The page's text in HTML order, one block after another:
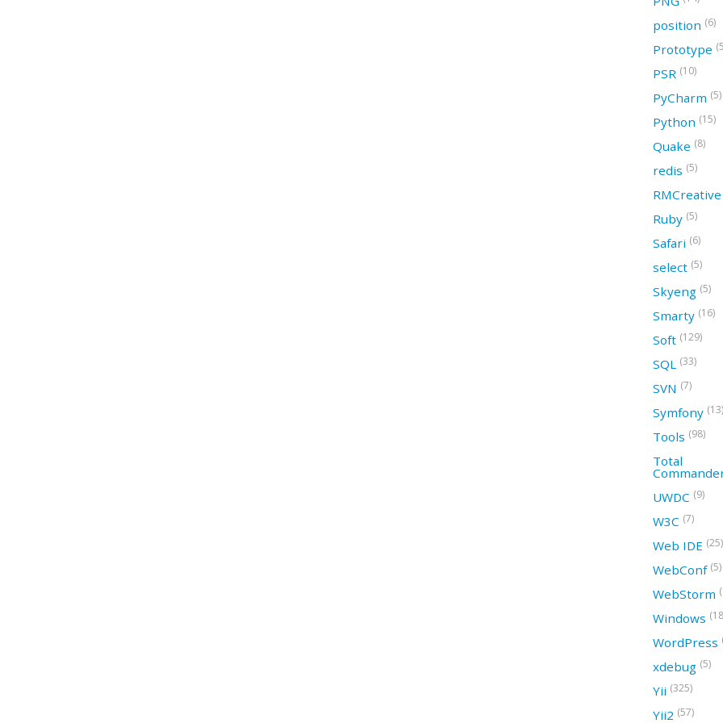
position (6)
Prototype
PSR (10)
PyCharm (5)
Python (15)
Quake (8)
redis (5)
RMCreative
Ruby (5)
Safari (6)
select (5)
Skyeng (5)
Smarty (16)
Soft (129)
SQL (33)
SVN (7)
Symfony (13)
Tools (98)
Total
UWDC (9)
W3C (7)
Web IDE (25)
WebConf (5)
WebStorm
Windows
WordPress
xdebug (5)
Yii (325)
Yii2 (57)